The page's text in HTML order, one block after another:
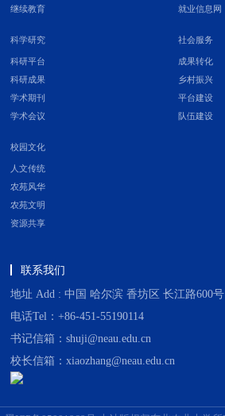
继续教育
就业信息网
科学研究
科研平台
科研成果
学术期刊
学术会议
社会服务
成果转化
乡村振兴
平台建设
队伍建设
校园文化
人文传统
农苑风华
农苑文明
资源共享
联系我们
地址 Add : 中国 哈尔滨 香坊区 长江路600号
电话Tel：+86-451-55190114
书记信箱：shuji@neau.edu.cn
校长信箱：xiaozhang@neau.edu.cn